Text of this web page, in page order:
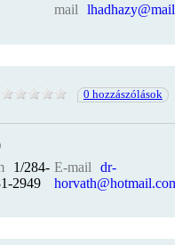
mail
0 hozzászólások
1/284-
2949
E-mail
dr-
horvath@hotmail.com